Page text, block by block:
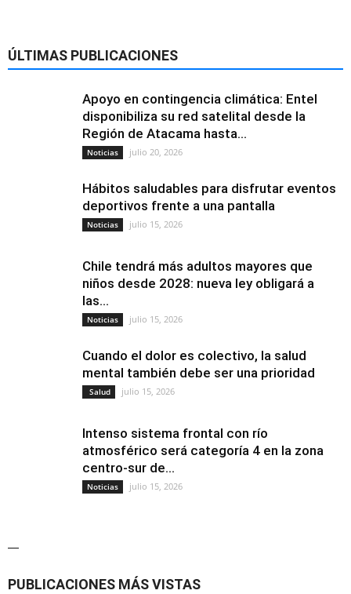
ÚLTIMAS PUBLICACIONES
Apoyo en contingencia climática: Entel
disponibiliza su red satelital desde la
Región de Atacama hasta...
Noticias julio 20, 2026
Hábitos saludables para disfrutar eventos
deportivos frente a una pantalla
Noticias julio 15, 2026
Chile tendrá más adultos mayores que
niños desde 2028: nueva ley obligará a
las...
Noticias julio 15, 2026
Cuando el dolor es colectivo, la salud
mental también debe ser una prioridad
Salud julio 15, 2026
Intenso sistema frontal con río
atmosférico será categoría 4 en la zona
centro-sur de...
Noticias julio 15, 2026
—
PUBLICACIONES MÁS VISTAS